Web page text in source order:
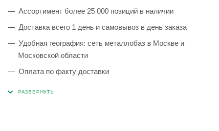
Ассортимент более 25 000 позиций в наличии
Доставка всего 1 день и самовывоз в день заказа
Удобная география: сеть металлобаз в Москве и
Московской области
Оплата по факту доставки